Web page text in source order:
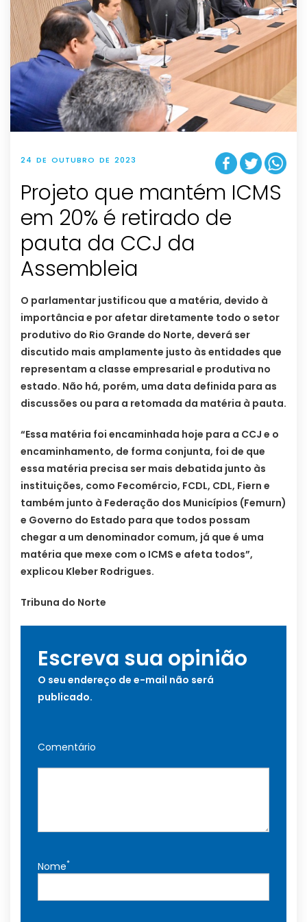
24 DE OUTUBRO DE 2023
Projeto que mantém ICMS
em 20% é retirado de
pauta da CCJ da
Assembleia
O parlamentar justificou que a matéria, devido à
importância e por afetar diretamente todo o setor
produtivo do Rio Grande do Norte, deverá ser
discutido mais amplamente justo às entidades que
representam a classe empresarial e produtiva no
estado. Não há, porém, uma data definida para as
discussões ou para a retomada da matéria à pauta.
“Essa matéria foi encaminhada hoje para a CCJ e o
encaminhamento, de forma conjunta, foi de que
essa matéria precisa ser mais debatida junto às
instituições, como Fecomércio, FCDL, CDL, Fiern e
também junto à Federação dos Municípios (Femurn)
e Governo do Estado para que todos possam
chegar a um denominador comum, já que é uma
matéria que mexe com o ICMS e afeta todos”,
explicou Kleber Rodrigues.
Tribuna do Norte
Escreva sua opinião
O seu endereço de e-mail não será
publicado.
Comentário
Nome*